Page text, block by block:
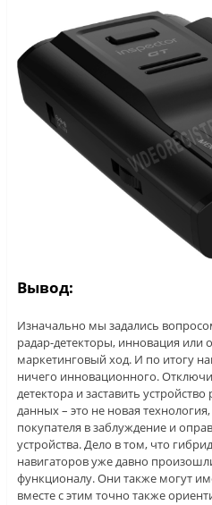
Вывод:
Изначально мы задались
радар-детекторы, инновация
маркетинговый ход. И по итогу
ничего инновационного.
детектора и заставить
данных – это не новая
покупателя в заблуждение и
устройства. Дело в том, что
навигаторов уже давно
функционалу. Они также могут
вместе с этим точно также